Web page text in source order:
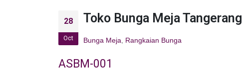
28
Oct
Toko Bunga Meja Tangerang
Bunga Meja Rangkaian Bunga
ASBM-001